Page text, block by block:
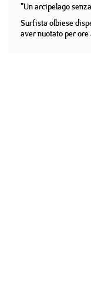
"Un arcipelago
Surfista olbiese
aver nuotato per ore